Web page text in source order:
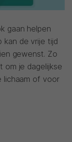
gaan helpen
kan de vrije tijd
gewenst. Zo
om je dagelijkse
of voor